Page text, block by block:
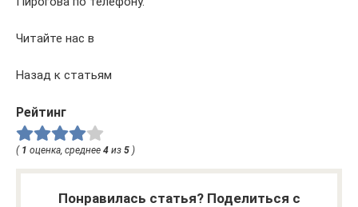
Читайте нас в
Назад к статьям
Рейтинг
( 1 оценка, среднее 4 из 5 )
Понравилась статья? Поделиться с